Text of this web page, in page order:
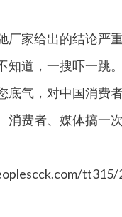
厂家给出的结论严
知道，一搜吓一跳
底气，对中国消费
消费者、媒体搞一
tt315/